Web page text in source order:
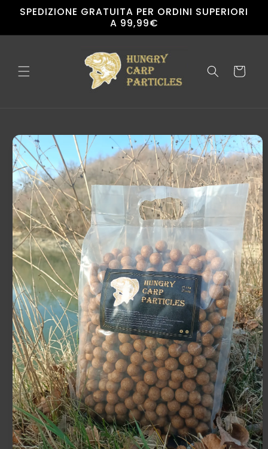
direttamente
SPEDIZIONE GRATUITA PER ORDINI SUPERIORI
A 99,99€
Carrello
informazioni
sul
prodotto